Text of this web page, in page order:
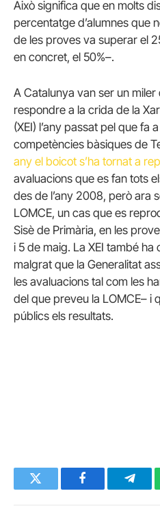
Això significa que en molts
percentatge d’alumnes que
de les proves va superar el
en concret, el 50%–.
A Catalunya van ser un
respondre a la crida de la
(XEI) l’any passat pel que fa
competències bàsiques de
any el boicot s’ha tornat a
avaluacions que es fan tots
des de l’any 2008, però ara
LOMCE, un cas que es
Sisè de Primària, en les
i 5 de maig. La XEI també ha
malgrat que la Generalitat
les avaluacions tal com les
del que preveu la LOMCE– i
públics els resultats.
Twitter Facebook